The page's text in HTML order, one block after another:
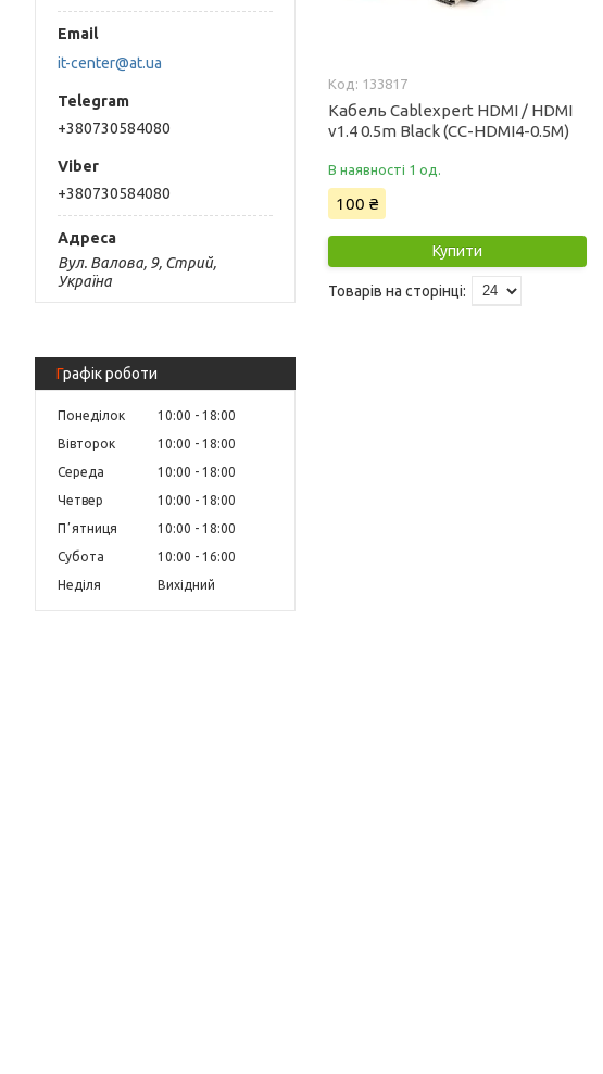
it-center@at.ua
+380730584080
+380730584080
Вул. Валова, 9, Стрий,
Україна
Графік роботи
Понеділок 10:00
18:00
Вівторок
10:00
18:00
Середа
10:00
18:00
Четвер
10:00
18:00
Пʼятниця
10:00
18:00
Субота
10:00
16:00
Неділя
Вихідний
133817
Кабель Cablexpert HDMI / HDMI
v1.4 0.5m Black (CC-HDMI4-0.5M)
В наявності 1 од.
100 ₴
Купити